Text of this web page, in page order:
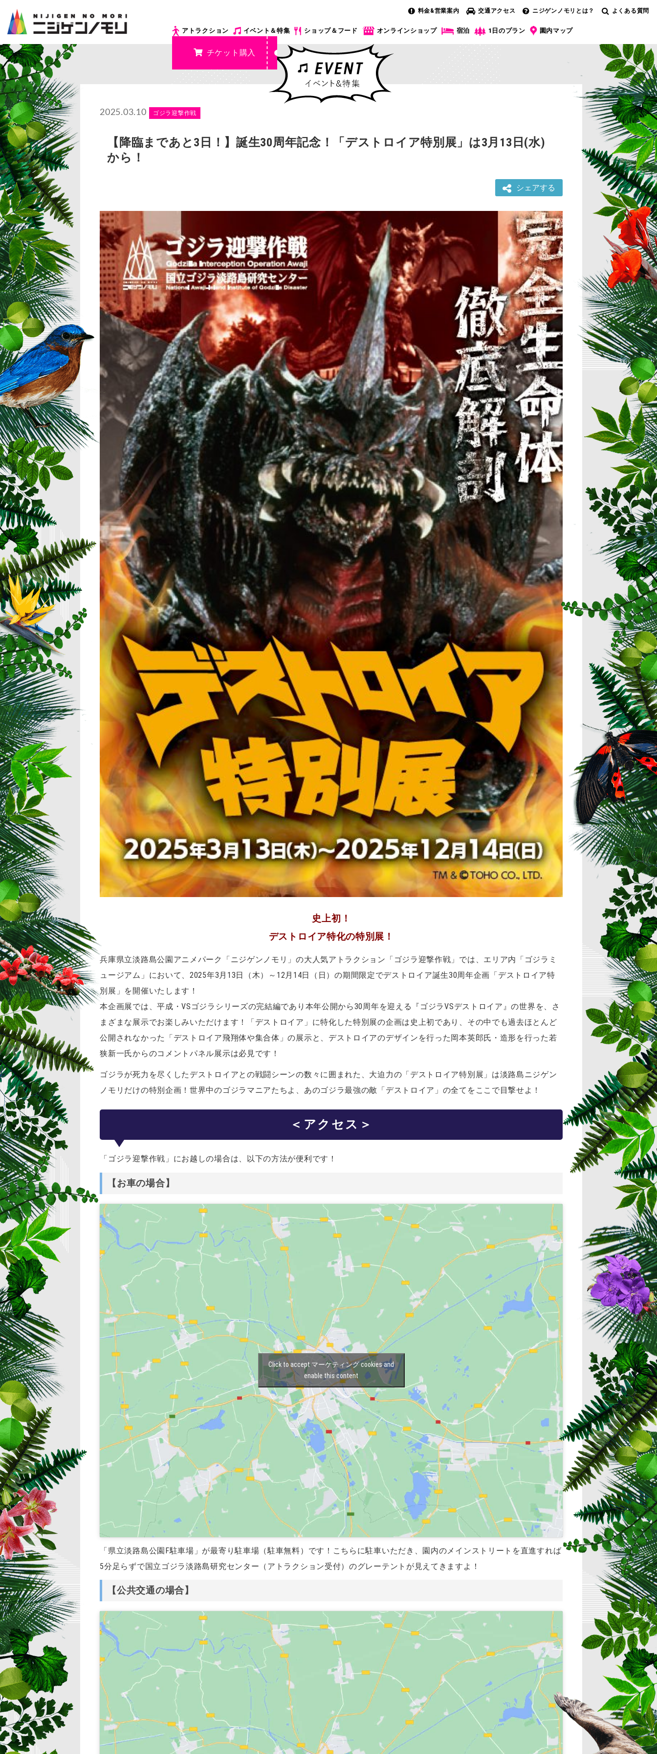
料金&営業案内 交通アクセス ニジゲンノモリとは？ よくある質問
アトラクション イベント＆特集 ショップ＆フード オンラインショップ 宿泊 1日のプラン 園内マップ
チケット購入
2025.03.10 ゴジラ迎撃作戦
【降臨まであと3日！】誕生30周年記念！「デストロイア特別展」は3月13日(水)
から！
シェアする
史上初！
デストロイア特化の特別展！
兵庫県立淡路島公園アニメパーク「ニジゲンノモリ」の大人気アトラクション「ゴジラ迎撃作戦」では、エリア内「ゴジラミ
ュージアム」において、2025年3月13日（木）～12月14日（日）の期間限定でデストロイア誕生30周年企画「デストロイア特
別展」を開催いたします！
本企画展では、平成・VSゴジラシリーズの完結編であり本年公開から30周年を迎える『ゴジラVSデストロイア』の世界を、さ
まざまな展示でお楽しみいただけます！「デストロイア」に特化した特別展の企画は史上初であり、その中でも過去ほとんど
公開されなかった「デストロイア飛翔体や集合体」の展示と、デストロイアのデザインを行った岡本英郎氏・造形を行った若
狭新一氏からのコメントパネル展示は必見です！
ゴジラが死力を尽くしたデストロイアとの戦闘シーンの数々に囲まれた、大迫力の「デストロイア特別展」は淡路島ニジゲン
ノモリだけの特別企画！世界中のゴジラマニアたちよ、あのゴジラ最強の敵「デストロイア」の全てをここで目撃せよ！
＜アクセス＞
「ゴジラ迎撃作戦」にお越しの場合は、以下の方法が便利です！
【お車の場合】
Click to accept マーケティング cookies and
enable this content
「県立淡路島公園F駐車場」が最寄り駐車場（駐車無料）です！こちらに駐車いただき、園内のメインストリートを直進すれば
5分足らずで国立ゴジラ淡路島研究センター（アトラクション受付）のグレーテントが見えてきますよ！
【公共交通の場合】